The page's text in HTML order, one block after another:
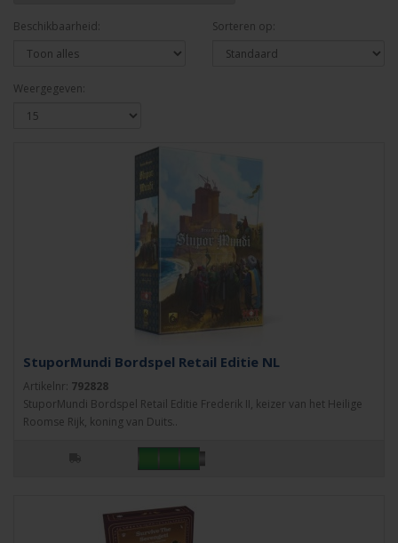
Beschikbaarheid: Sorteren op:
Weergegeven:
StuporMundi Bordspel Retail Editie NL
Artikelnr: 792828
StuporMundi Bordspel Retail Editie Frederik II, keizer van het Heilige
Roomse Rijk, koning van Duits..